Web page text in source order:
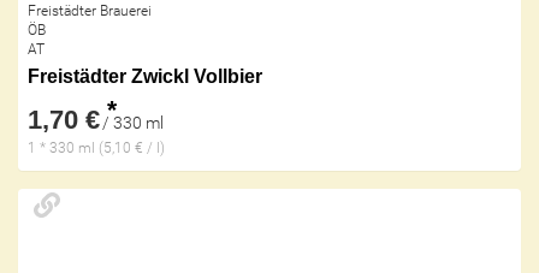
Freistädter Brauerei
ÖB
AT
Freistädter Zwickl Vollbier
1,70 € *
/ 330 ml
1 * 330 ml (5,10 € / l)